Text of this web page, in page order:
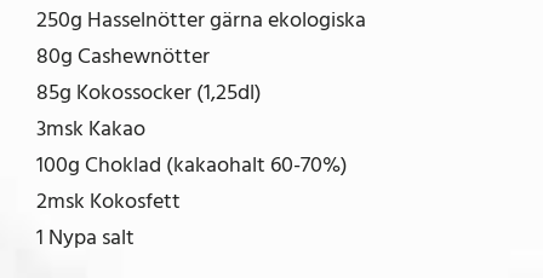
250g Hasselnötter gärna ekologiska
80g Cashewnötter
85g Kokossocker (1,25dl)
3msk Kakao
100g Choklad (kakaohalt 60-70%)
2msk Kokosfett
1 Nypa salt